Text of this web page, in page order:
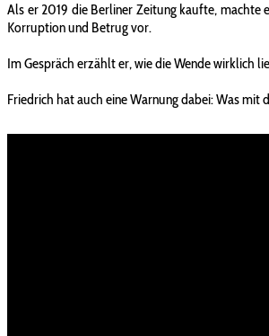
Als er 2019 die Berliner Zeitung kaufte, machte
Korruption und Betrug vor.
Im Gespräch erzählt er, wie die Wende wirklich
Friedrich hat auch eine Warnung dabei: Was mit